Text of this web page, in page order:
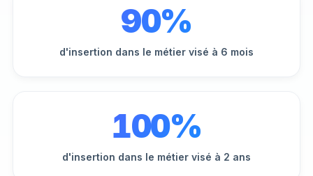
90%
d'insertion dans le métier visé à 6 mois
100%
d'insertion dans le métier visé à 2 ans